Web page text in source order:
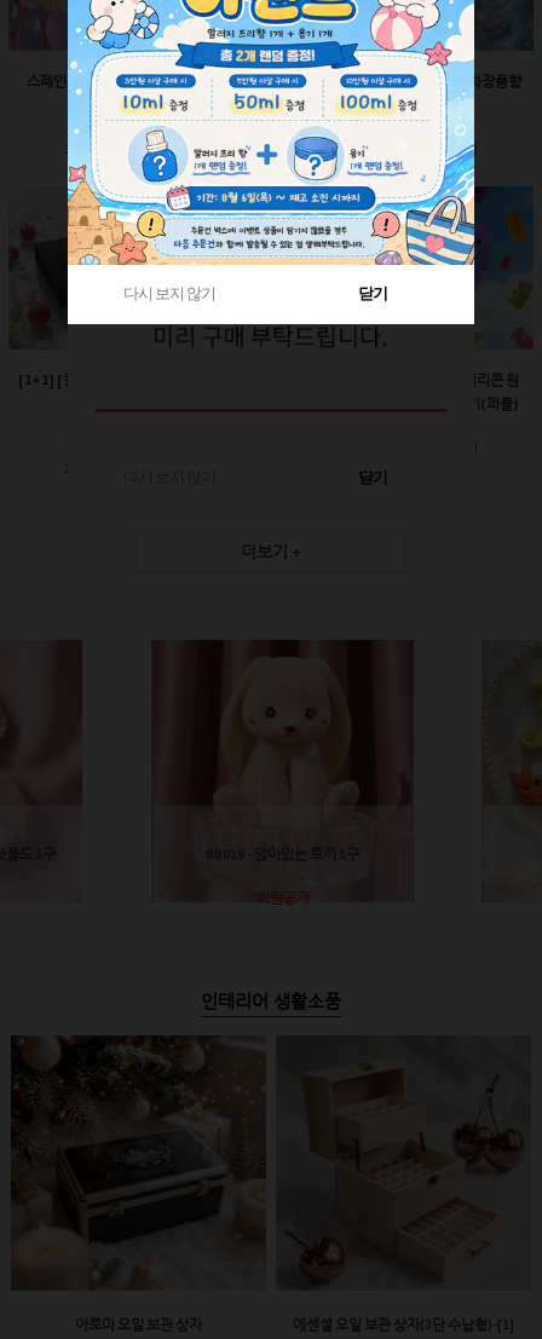
스페인산 향료-향수향
2ml
회원공개
스페인산 향료-비누향
2ml
회원공개
스페인산 향료-화장품향
2ml
회원공개
[1+1] [한정판매]매트블
회원공개
60ml-몬스터 실리콘 원
터치캡 튜브용기(퍼플)
회원공개
더보기 +
드 1구 BB019 - 앉아있는 토끼 1구
회원공개
인테리어 생활소품
아로마 오일 보관 상자 에센셜 오일 보관 상자(3단 수납형)-[1]
다시 보지 않기 닫기
다시 보지 않기 닫기
닫기